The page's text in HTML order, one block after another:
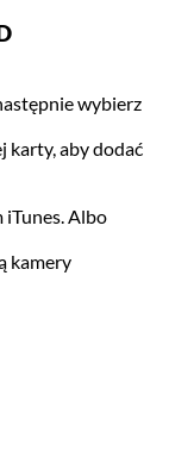
wybierz
karty, aby dodać
iTunes. Albo
kamery